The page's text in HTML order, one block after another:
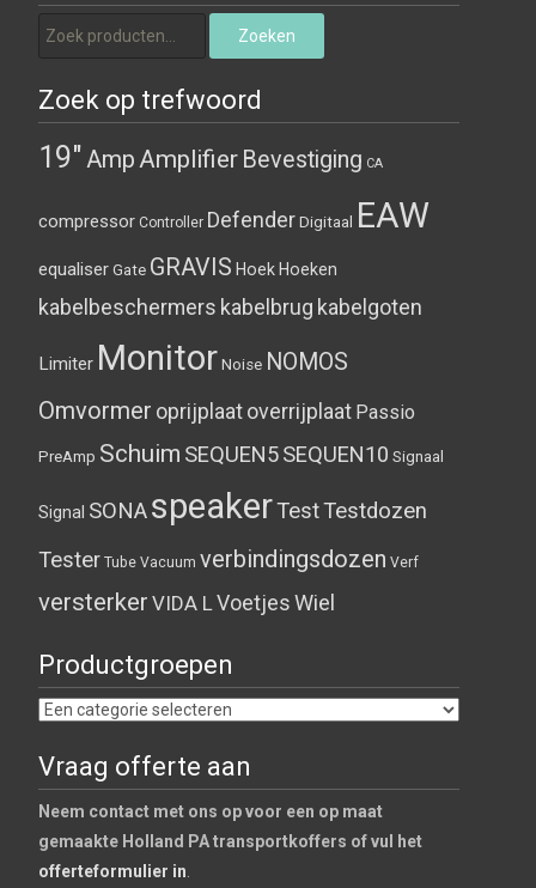
Zoeken naar: Zoeken
Zoek op trefwoord
19"AmpAmplifier Bevestiging CA
compressor Controller Defender Digitaal EAW
equaliser Gate GRAVIS Hoek Hoeken
kabelbeschermers kabelbrug kabelgoten
Limiter Monitor Noise NOMOS
Omvormer oprijplaatoverrijplaat Passio
PreAmp Schuim SEQUEN5SEQUEN10 Signaal
Signal SONAspeakerTestTestdozen
Tester Tube Vacuum verbindingsdozen Verf
versterker VIDA LVoetjesWiel
Productgroepen
Vraag offerte aan
Neem contact met ons op voor een op maat
gemaakte Holland PA transportkoffers of vul het
offerteformulier in.